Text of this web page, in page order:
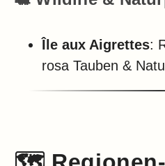
Île aux Aigrettes:
rosa Tauben &